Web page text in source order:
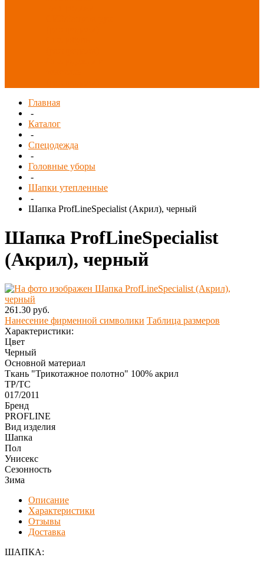
Главная
-
Каталог
-
Спецодежда
-
Головные уборы
-
Шапки утепленные
-
Шапка ProfLineSpecialist (Акрил), черный
Шапка ProfLineSpecialist
(Акрил), черный
261.30 руб.
Нанесение фирменной символики Таблица размеров
Характеристики:
Цвет
Черный
Основной материал
Ткань "Трикотажное полотно" 100% акрил
ТР/ТС
017/2011
Бренд
PROFLINE
Вид изделия
Шапка
Пол
Унисекс
Сезонность
Зима
Описание
Характеристики
Отзывы
Доставка
ШАПКА: